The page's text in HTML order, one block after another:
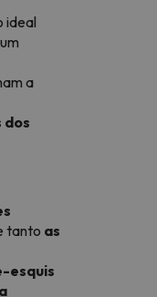
ideal
a
tanto as
esquis